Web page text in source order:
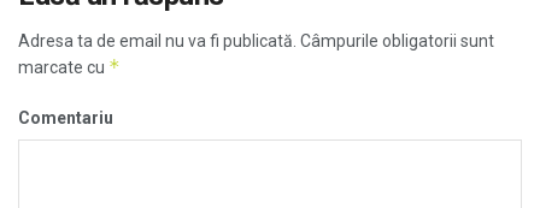
Adresa ta de email nu va fi publicată. Câmpurile obligatorii sunt
marcate cu *
Comentariu